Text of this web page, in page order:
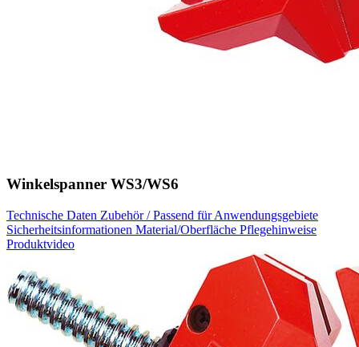
Winkelspanner WS3/WS6
Technische Daten Zubehör / Passend für Anwendungsgebiete
Sicherheitsinformationen Material/Oberfläche Pflegehinweise
Produktvideo